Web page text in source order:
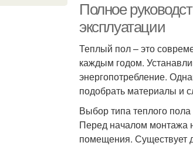
Полное
эксплуатации
Теплый пол – это
каждым годом.
энергопотребление.
подобрать материалы и
Выбор типа теплого пола
Перед началом монтажа
помещения. Существует